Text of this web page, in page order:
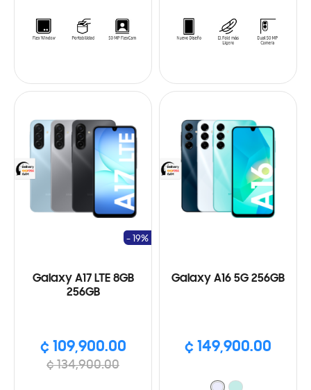
Galaxy A17 LTE 8GB
256GB
¢ 109,900.00
¢ 134,900.00
- 19%
Galaxy A16 5G 256GB
¢ 149,900.00